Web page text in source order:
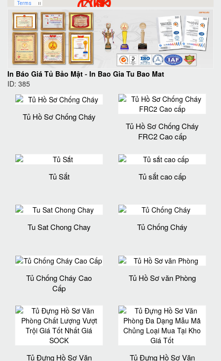
In Báo Giá Tủ Bảo Mật - In Bao Gia Tu Bao Mat
ID: 385
Tủ Hồ Sơ Chống Cháy
Tủ Hồ Sơ Chống Cháy
FRC2 Cao cấp
Tủ Sắt Tủ sắt cao cấp
Tu Sat Chong Chay Tủ Chống Cháy
Tủ Chống Cháy Cao
Cấp
Tủ Hồ Sơ văn Phòng
Tủ Đựng Hồ Sơ Văn
Tủ Đựng Hồ Sơ Văn